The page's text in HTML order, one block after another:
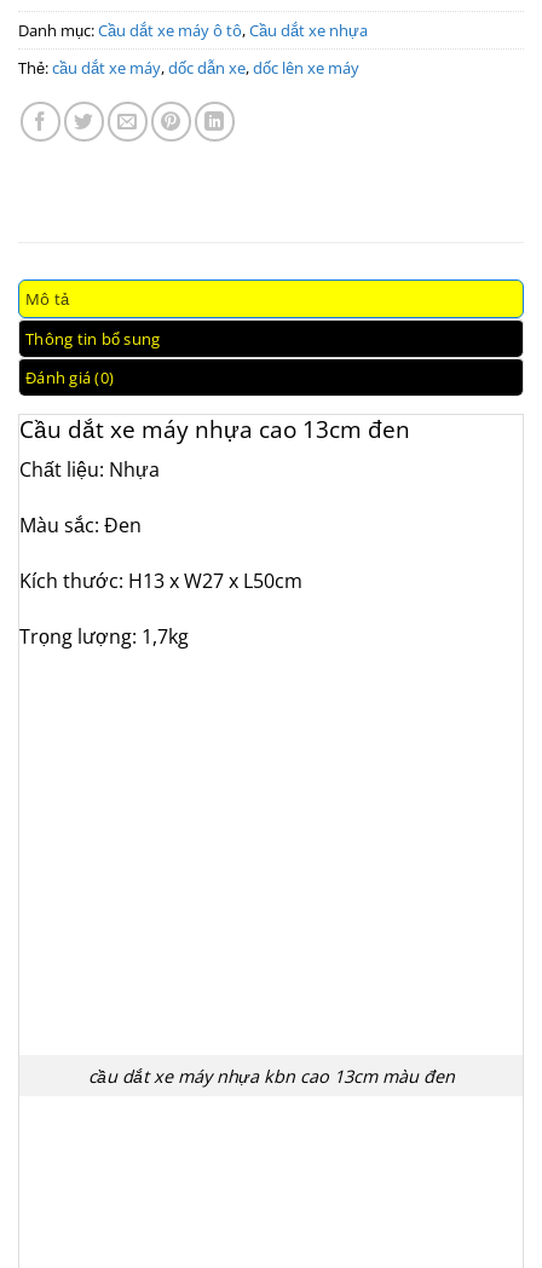
Danh mục:Cầu dắt xe máy ô tô,Cầu dắt xe nhựa
Thẻ:cầu dắt xe máy,dốc dẫn xe,dốc lên xe máy
Mô tả
Thông tin bổ sung
Đánh giá (0)
Cầu dắt xe máy nhựa cao 13cm đen
Chất liệu: Nhựa
Màu sắc: Đen
Kích thước: H13 x W27 x L50cm
Trọng lượng: 1,7kg
cầu dắt xe máy nhựa kbn cao 13cm màu đen